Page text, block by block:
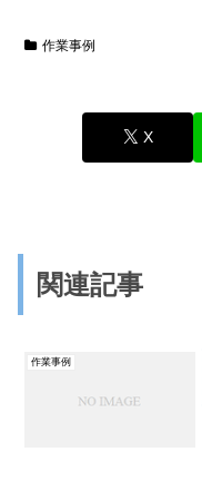
作業事例
X
関連記事
作業事例